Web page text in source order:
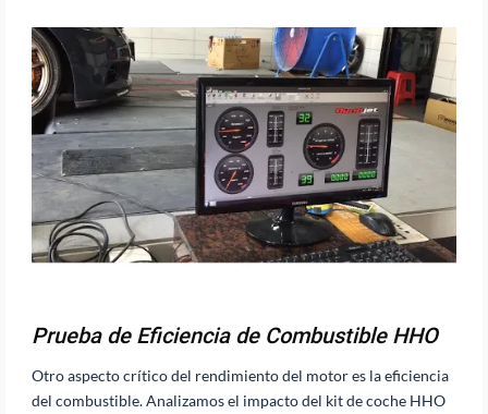
Prueba de Eficiencia de Combustible HHO
Otro aspecto crítico del rendimiento del motor es la eficiencia
del combustible. Analizamos el impacto del kit de coche HHO